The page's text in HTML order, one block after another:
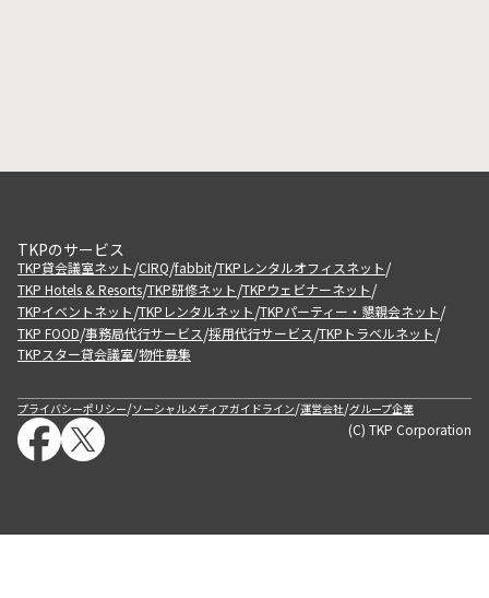
TKPのサービス
TKP貸会議室ネット/CIRQ/fabbit/TKPレンタルオフィスネット/
TKP Hotels & Resorts/TKP研修ネット/TKPウェビナーネット/
TKPイベントネット/TKPレンタルネット/TKPパーティー・懇親会ネット/
TKP FOOD/事務局代行サービス/採用代行サービス/TKPトラベルネット/
TKPスター貸会議室/物件募集
プライバシーポリシー/ソーシャルメディアガイドライン/運営会社/グループ企業
(C) TKP Corporation